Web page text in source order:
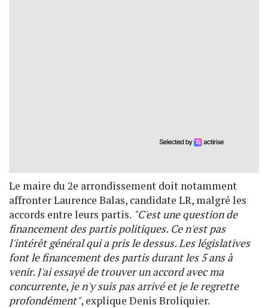
Le maire du 2e arrondissement doit notamment
affronter Laurence Balas, candidate LR, malgré les
accords entre leurs partis. "C'est une question de
financement des partis politiques. Ce n'est pas
l'intérêt général qui a pris le dessus. Les législatives
font le financement des partis durant les 5 ans à
venir. J'ai essayé de trouver un accord avec ma
concurrente, je n'y suis pas arrivé et je le regrette
profondément", explique Denis Broliquier.